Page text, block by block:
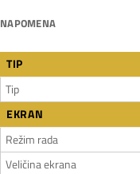
NAPOMENA
TIP
Tip
EKRAN
Režim rada
Veličina ekrana